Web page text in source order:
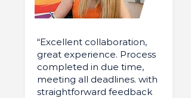
“Excellent collaboration,
great experience. Process
completed in due time,
meeting all deadlines. with
straightforward feedback